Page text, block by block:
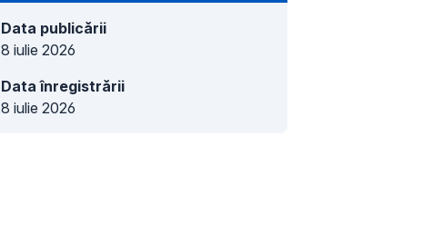
Data publicării
8 iulie 2026
Data înregistrării
8 iulie 2026